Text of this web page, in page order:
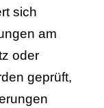
sich
am
oder
geprüft,